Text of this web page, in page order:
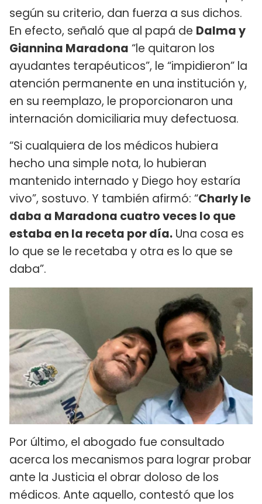
según su criterio, dan fuerza a sus dichos.
En efecto, señaló que al papá de Dalma y
Giannina Maradona “le quitaron los
ayudantes terapéuticos”, le “impidieron” la
atención permanente en una institución y,
en su reemplazo, le proporcionaron una
internación domiciliaria muy defectuosa.
“Si cualquiera de los médicos hubiera
hecho una simple nota, lo hubieran
mantenido internado y Diego hoy estaría
vivo”, sostuvo. Y también afirmó: “Charly le
daba a Maradona cuatro veces lo que
estaba en la receta por día. Una cosa es
lo que se le recetaba y otra es lo que se
daba”.
Por último, el abogado fue consultado
acerca los mecanismos para lograr probar
ante la Justicia el obrar doloso de los
médicos. Ante aquello, contestó que los